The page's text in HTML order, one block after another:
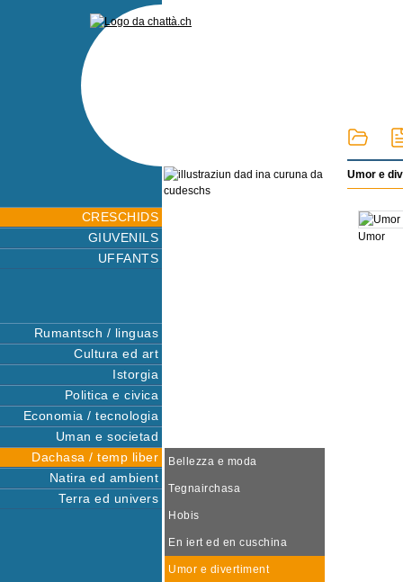
CRESCHIDS
GIUVENILS
UFFANTS
Rumantsch / linguas
Cultura ed art
Istorgia
Politica e civica
Economia / tecnologia
Uman e societad
Dachasa / temp liber
Bellezza e moda
Tegnairchasa
Hobis
En iert ed en cuschina
Umor e divertiment
Natira ed ambient
Terra ed univers
Umor e
Umor